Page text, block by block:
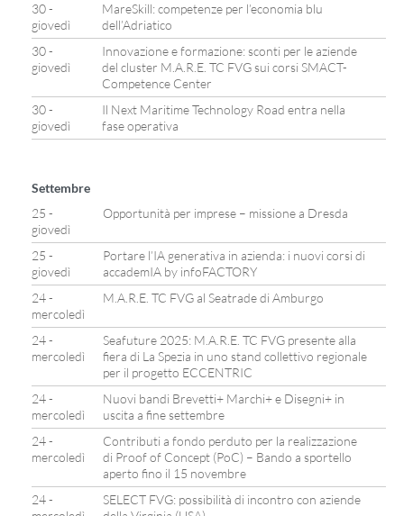
30 -
giovedì
MareSkill: competenze per l’economia blu
dell’Adriatico
30 -
giovedì
Innovazione e formazione: sconti per le aziende
del cluster M.A.R.E. TC FVG sui corsi SMACT-
Competence Center
30 -
giovedì
Il Next Maritime Technology Road entra nella
fase operativa
Settembre
25 -
giovedì
Opportunità per imprese – missione a Dresda
25 -
giovedì
Portare l’IA generativa in azienda: i nuovi corsi di
accademIA by infoFACTORY
24 -
mercoledì
M.A.R.E. TC FVG al Seatrade di Amburgo
24 -
mercoledì
Seafuture 2025: M.A.R.E. TC FVG presente alla
fiera di La Spezia in uno stand collettivo regionale
per il progetto ECCENTRIC
24 -
mercoledì
Nuovi bandi Brevetti+ Marchi+ e Disegni+ in
uscita a fine settembre
24 -
mercoledì
Contributi a fondo perduto per la realizzazione
di Proof of Concept (PoC) – Bando a sportello
aperto fino il 15 novembre
24 -
SELECT FVG: possibilità di incontro con aziende